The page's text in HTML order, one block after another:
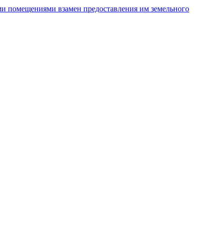
взамен предоставления им земельного